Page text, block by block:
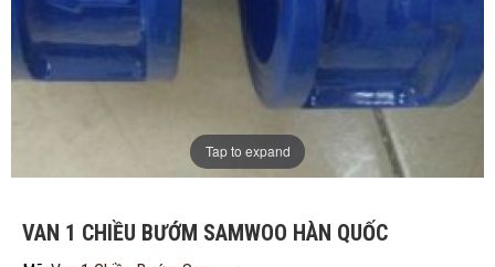
Tap to expand
VAN 1 CHIỀU BƯỚM SAMWOO HÀN QUỐC